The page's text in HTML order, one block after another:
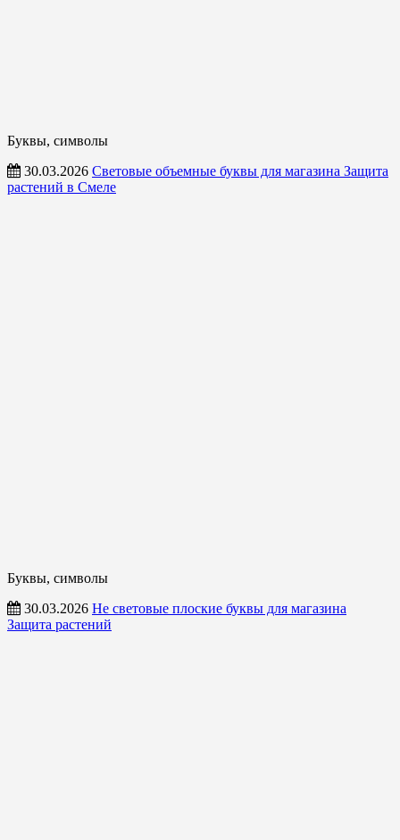
Буквы, символы
30.03.2026 Световые объемные буквы для магазина Защита
растений в Смеле
Буквы, символы
30.03.2026 Не световые плоские буквы для магазина
Защита растений